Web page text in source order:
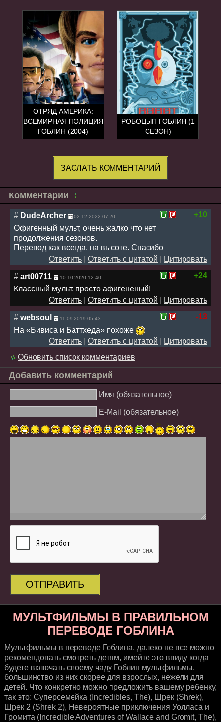
ОТРЯД АМЕРИКА:
ВСЕМИРНАЯ ПОЛИЦИЯ
ГОБЛИН (2004)
РОБОЦЫП ГОБЛИН (1
СЕЗОН)
ЗАСЛАТЬ КОММЕНТАРИЙ
Комментарии
+10
# DudeArcher 02.12.2022 07:20
Офигенный мульт, очень жалко что нет
продолжения сезонов.
Перевод как всегда, на высоте. Спасибо
Ответить
Ответить с цитатой
Цитировать
+24
# art00711 10.10.2020 12:40
Классный мульт, просто афигененый!
Ответить
Ответить с цитатой
Цитировать
-13
# websoul 11.09.2019 05:43
На «Бивиса и Баттхеда» похоже
Ответить
Ответить с цитатой
Цитировать
Обновить список комментариев
Добавить комментарий
Имя (обязательное)
E-Mail (обязательное)
ОТПРАВИТЬ
МУЛЬТФИЛЬМЫ В ПРАВИЛЬНОМ
ПЕРЕВОДЕ ГОБЛИНА
Мультфильмы в переводе Гоблина, далеко не все можно
рекомендовать смотреть детям, имейте это ввиду когда
будете включать своему чаду Гоблин мультфильмы,
большинство из них скорее для взрослых, нежели для
детей. Что конкретно можно предложить вашему ребенку,
так это: Суперсемейка (Incredibles, The), Шрек (Shrek),
Шрек 2 (Shrek 2), Невероятные приключения Уолласа и
Громита (Incredible Adventures of Wallace and Gromit, The),